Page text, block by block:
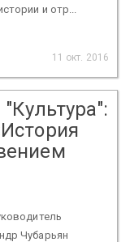
и отр...
11 окт. 2016
Чубарьян